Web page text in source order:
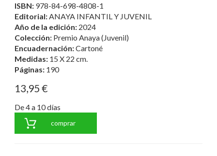
ISBN: 978-84-698-4808-1
Editorial: ANAYA INFANTIL Y JUVENIL
Año de la edición: 2024
Colección: Premio Anaya (Juvenil)
Encuadernación:Cartoné
Medidas: 15 X 22 cm.
Páginas: 190
13,95 €
De 4 a 10 días
comprar